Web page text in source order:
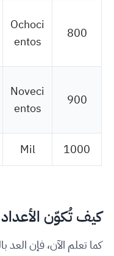
800
Ochoci
entos
900
Noveci
entos
1000
Mil
كيف تُكوّن الأعداد من 101
كما تعلم الآن، فإن العد